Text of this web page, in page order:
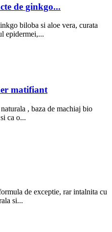
de ginkgo...
biloba si aloe vera, curata
epidermei,...
matifiant
, baza de machiaj bio
ca o...
de exceptie, rar intalnita cu
si...